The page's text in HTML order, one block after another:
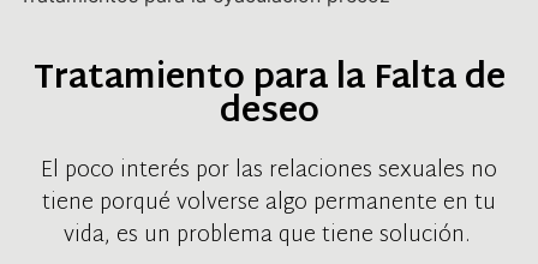
Tratamiento para la Falta de
deseo
El poco interés por las relaciones sexuales no
tiene porqué volverse algo permanente en tu
vida, es un problema que tiene solución.